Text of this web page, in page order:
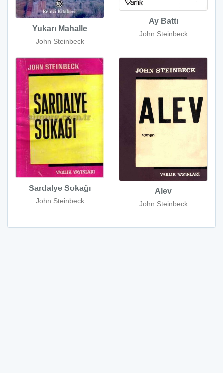
Yukarı Mahalle
John Steinbeck
Ay Battı
John Steinbeck
Sardalye Sokağı
John Steinbeck
Alev
John Steinbeck